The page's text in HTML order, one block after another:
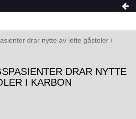
drar nytte av lette gåstoler i
DRAR NYTTE
I KARBON